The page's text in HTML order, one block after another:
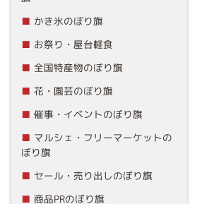
かき氷のぼり旗
お祭り・屋台軽食
全国特産物のぼり旗
花・園芸のぼり旗
催事・イベントのぼり旗
マルシェ・フリーマーケットの
ぼり旗
セール・売り出しのぼり旗
商品PRのぼり旗